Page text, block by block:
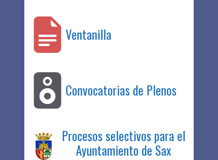
Ventanilla
Convocatorias de Plenos
Procesos selectivos para el
Ayuntamiento de Sax